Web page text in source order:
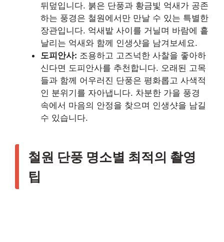
뒤덮입니다. 붉은 단풍과 황금빛 억새가 공존
하는 풍경은 철원에서만 만날 수 있는 특별한
장관입니다. 억새밭 사이를 거닐며 바람에 흩
날리는 억새와 함께 인생샷을 남겨보세요.
도피안사: 조용하고 고즈넉한 사찰을 좋아하
신다면 도피안사를 추천합니다. 오래된 고목
들과 함께 어우러진 단풍은 평화롭고 사색적
인 분위기를 자아냅니다. 차분한 가을 풍경
속에서 마음의 안정을 찾으며 인생샷을 남길
수 있습니다.
철원 단풍 명소별 최적의 촬영
팁